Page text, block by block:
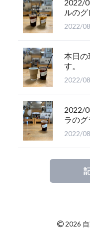
2022/
ルのグ
2022/
本日
す。
2022/
2022/
ラのグ
2022/
© 2026